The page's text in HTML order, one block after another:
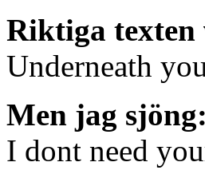
Riktiga texten
Underneath
Men jag sjöng:
I dont need